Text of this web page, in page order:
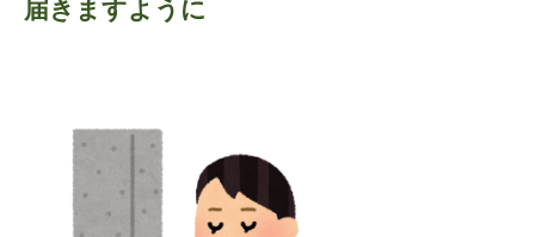
届きますように